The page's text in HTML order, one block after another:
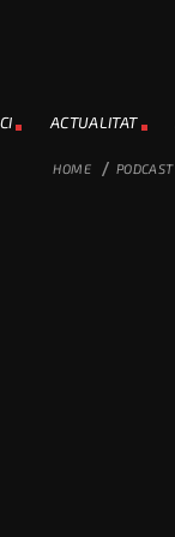
ACTUALITAT
HOME / PODCAST